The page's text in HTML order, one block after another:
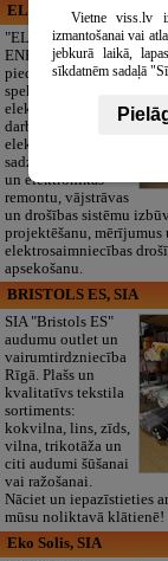
ELECTRIC ENERGY
"ELECTRIC
ENERGY Kandava"
piedāvā pilna
spektra
elektromontāžas
darbus,
elektroinstalācijas,
sadzīves tehnikas
un elektronikas
remontu, vājstrāvas
un drošības sistēmu
projektēšanu, mērījumus
elektrosaimniecības
apsekošanu.
BRISTOLS ES, SIA
SIA "Bristols ES"
audumu outlet un
vairumtirdzniecība
Rīgā. Plašs un
kvalitatīvs tekstila
sortiments:
kokvilna, lins, zīds,
vilna, trikotāža un
citi audumi šūšanai
vai ražošanai.
Nāciet un iepazīstieties
mūsu noliktavā klātienē!
Eko Solis, SIA
Vietne viss.lv
izmantošanai vai
jebkurā laikā,
sīkdatnēm sadaļā